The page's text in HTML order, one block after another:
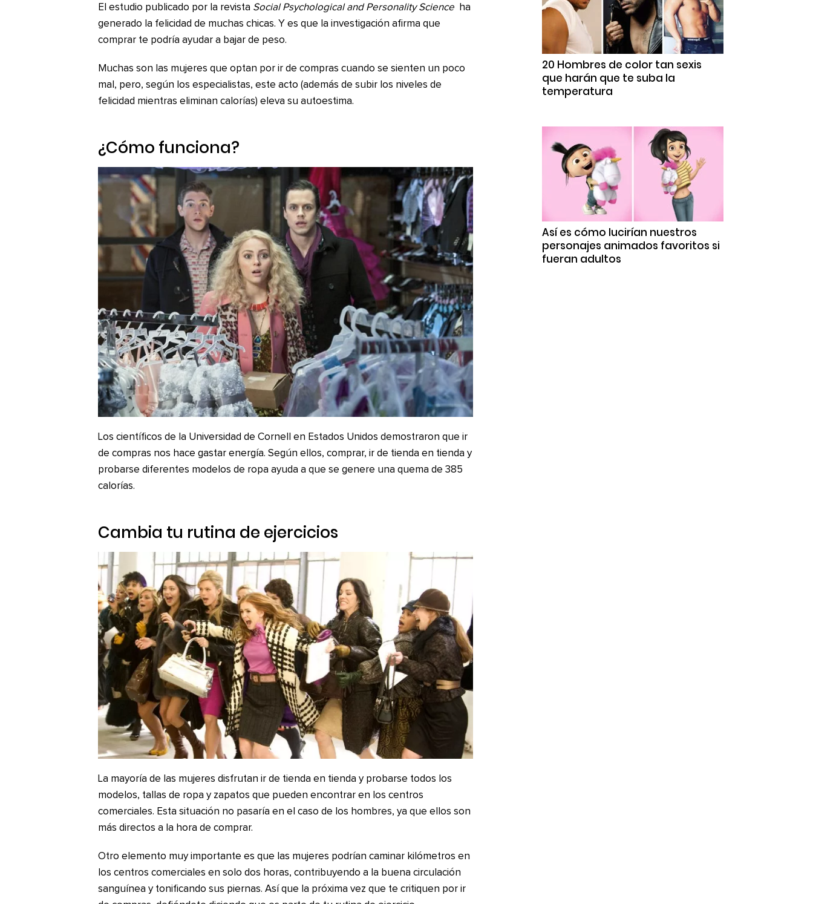
El estudio publicado por la revista Social Psychological and Personality Science
ha
generado la felicidad de muchas chicas. Y es que la investigación afirma que
comprar te podría ayudar a bajar de peso.
Muchas son las mujeres que optan por ir de compras cuando se sienten un poco
mal, pero, según los especialistas, este acto (además de subir los niveles de
felicidad mientras eliminan calorías) eleva su autoestima.
¿Cómo funciona?
Los científicos de la Universidad de Cornell en Estados Unidos demostraron que ir
de compras nos hace gastar energía. Según ellos, comprar, ir de tienda en tienda y
probarse diferentes modelos de ropa ayuda a que se genere una quema de 385
calorías.
Cambia tu rutina de ejercicios
La mayoría de las mujeres disfrutan ir de tienda en tienda y probarse todos los
modelos, tallas de ropa y zapatos que pueden encontrar en los centros
comerciales. Esta situación no pasaría en el caso de los hombres, ya que ellos son
más directos a la hora de comprar.
Otro elemento muy importante es que las mujeres podrían caminar kilómetros en
los centros comerciales en solo dos horas, contribuyendo a la buena circulación
sanguínea y tonificando sus piernas. Así que la próxima vez que te critiquen por ir
20 Hombres de color tan sexis
que harán que te suba la
temperatura
Así es cómo lucirían nuestros
personajes animados favoritos si
fueran adultos